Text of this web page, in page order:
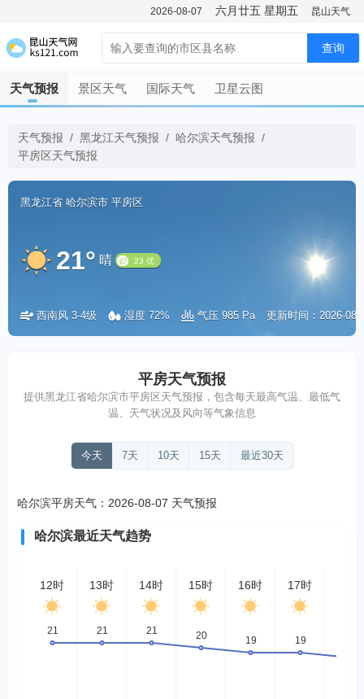
2026-08-07 六月廿五 星期五 昆山天气
查询
天气预报 景区天气 国际天气 卫星云图
天气预报 / 黑龙江天气预报 / 哈尔滨天气预报 /
平房区天气预报
黑龙江省 哈尔滨市 平房区
21° 晴
西南风 3-4级 湿度 72% 气压 985 Pa 更新时间：2026-08-
平房天气预报
提供黑龙江省哈尔滨市平房区天气预报，包含每天最高气温、最低气
温、天气状况及风向等气象信息
今天 7天 10天 15天 最近30天
哈尔滨平房天气：2026-08-07 天气预报
哈尔滨最近天气趋势
12时 13时 14时 15时 16时 17时